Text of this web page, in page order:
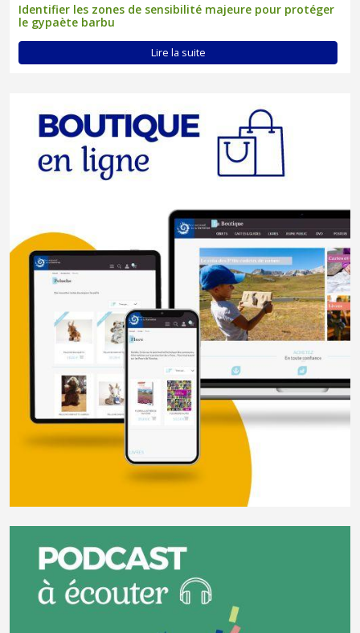
Identifier les zones de sensibilité majeure pour protéger
le gypaète barbu
Lire la suite